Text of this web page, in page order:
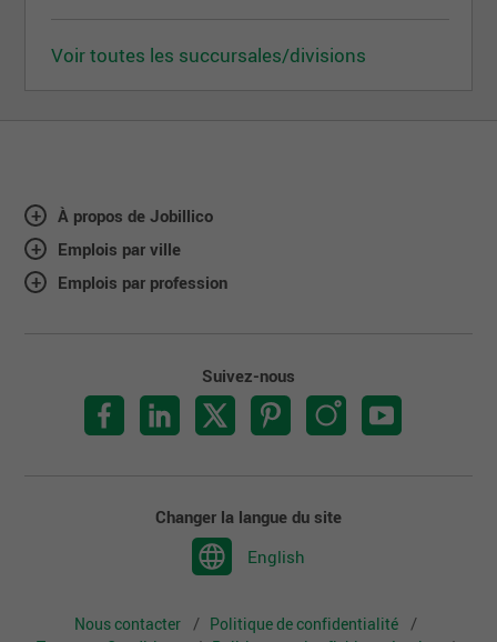
Voir toutes les succursales/divisions
À propos de Jobillico
Emplois par ville
Emplois par profession
Suivez-nous
Changer la langue du site
English
Nous contacter
Politique de confidentialité